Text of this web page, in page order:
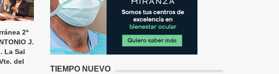
2ª
J.
La Sal
del
TIEMPO NUEVO